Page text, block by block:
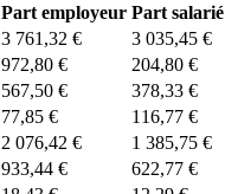
Part employeur Part salarié
3 761,32 €
3 035,45 €
972,80 €
204,80 €
567,50 €
378,33 €
77,85 €
116,77 €
2 076,42 €
1 385,75 €
933,44 €
622,77 €